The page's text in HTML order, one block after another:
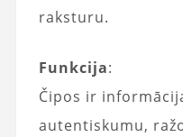
raksturu.
Funkcija:
Čipos ir
autentiskumu,